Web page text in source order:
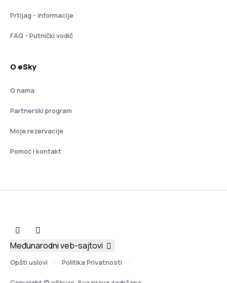
Prtljag - informacije
FAQ - Putnički vodič
O eSky
O nama
Partnerski program
Moje rezervacije
Pomoć i kontakt
Opšti uslovi Politika Privatnosti
Međunarodni veb-sajtovi